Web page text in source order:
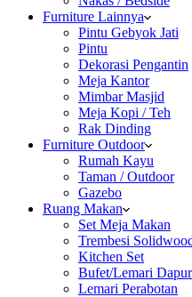
Furniture Lainnya
Pintu Gebyok Jati
Pintu
Dekorasi Pengantin
Meja Kantor
Mimbar Masjid
Meja Kopi / Teh
Rak Dinding
Furniture Outdoor
Rumah Kayu
Taman / Outdoor
Gazebo
Ruang Makan
Set Meja Makan
Trembesi
Kitchen Set
Bufet/Lemari Dapur
Lemari Perabotan